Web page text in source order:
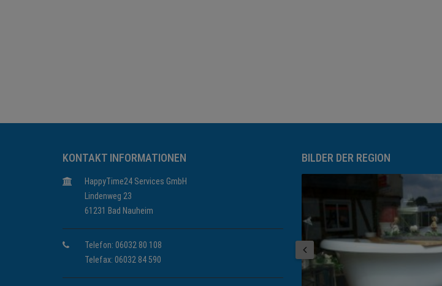
KONTAKT INFORMATIONEN
HappyTime24 Services GmbH
Lindenweg 23
61231 Bad Nauheim
Telefon: 06032 80 108
Telefax: 06032 84 590
BILDER DER REGION